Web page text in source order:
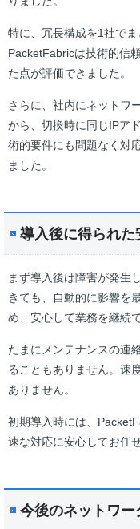
特に、冗長構成を1社で
PacketFabricは技術的信
た点が評価できました。
さらに、社内にネットワ
から、切換時に同じIPア
術的要件にも問題なく対
ました。
導入後に得られ
まず導入後は障害が発生
きても、自動的に影響を
め、安心して業務を継続
たまにメンテナンスの連
ることもありません。速
ありません。
初期導入時には、
速な対応に安心してお任
今後のネットワ